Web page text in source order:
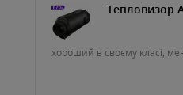
Тепловизор
хороший в своєму класі,